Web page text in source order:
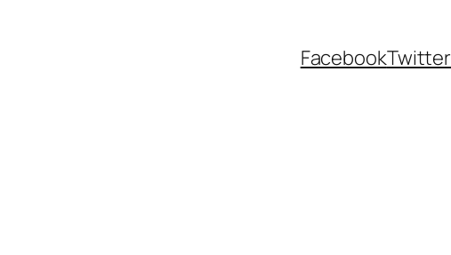
FacebookTwitter